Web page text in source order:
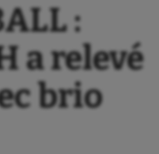
:
a relevé
brio